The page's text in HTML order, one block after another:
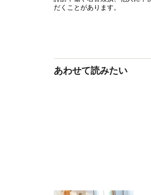
あわせて読みたい